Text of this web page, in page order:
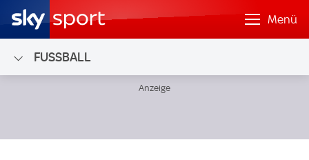
Menü
FUSSBALL